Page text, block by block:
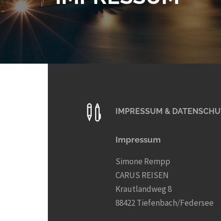
IMPRESSUM &
Impressum
Simone Rempp
CARUS REISEN
Krautlandweg 8
88422 Tiefenbach/Federsee